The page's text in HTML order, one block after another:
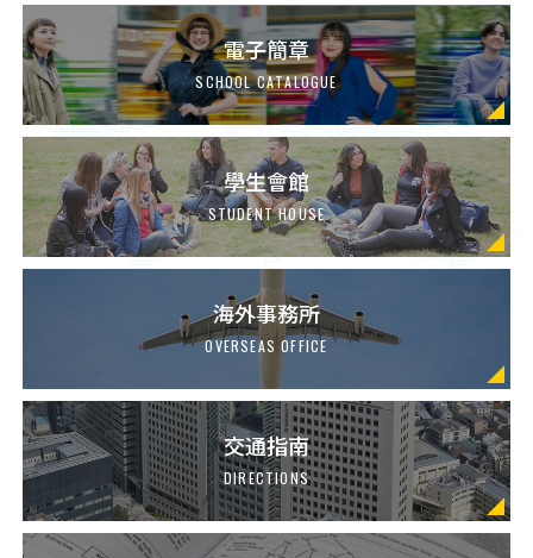
電子簡章
SCHOOL CATALOGUE
學生會館
STUDENT HOUSE
海外事務所
OVERSEAS OFFICE
交通指南
DIRECTIONS